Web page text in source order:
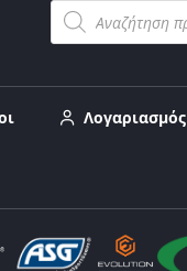
Λογαριασμός